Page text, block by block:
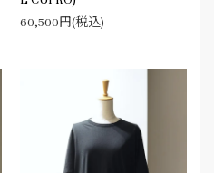
60,500円(税込)